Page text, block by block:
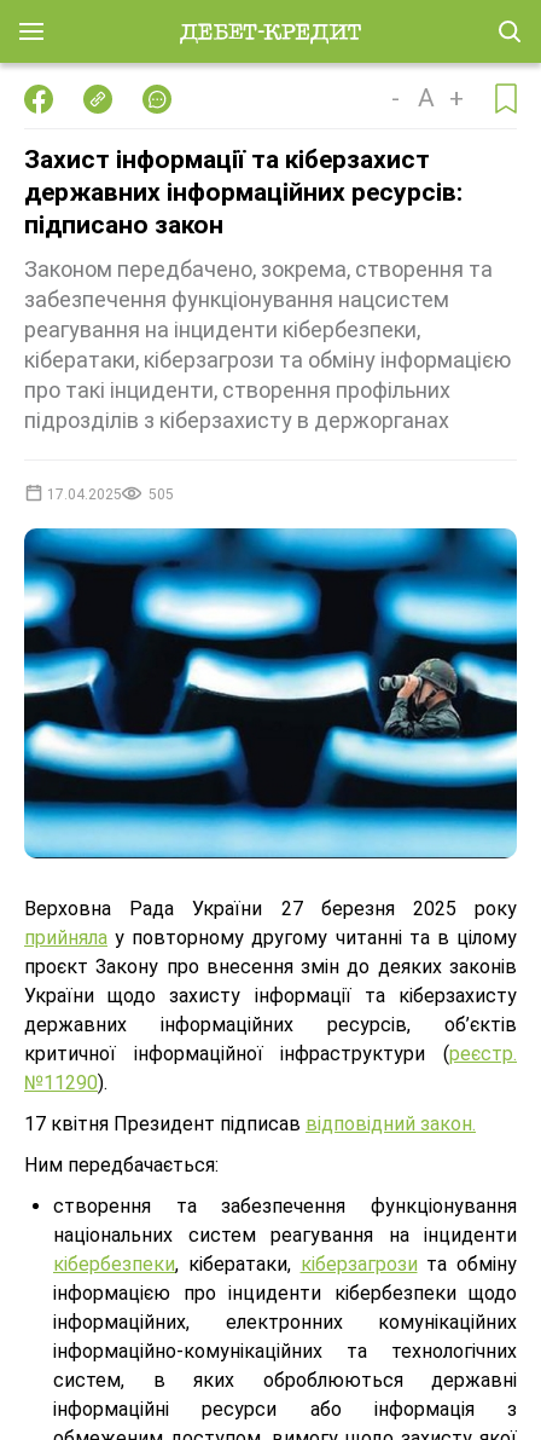
- A +
Захист інформації та кіберзахист
державних інформаційних ресурсів:
підписано закон
Законом передбачено, зокрема, створення та
забезпечення функціонування нацсистем
реагування на інциденти кібербезпеки,
кібератаки, кіберзагрози та обміну інформацією
про такі інциденти, створення профільних
підрозділів з кіберзахисту в держорганах
17.04.2025 505
Верховна Рада України 27 березня 2025 року
прийняла у повторному другому читанні та в цілому
проєкт Закону про внесення змін до деяких законів
України щодо захисту інформації та кіберзахисту
державних інформаційних ресурсів, об’єктів
критичної інформаційної інфраструктури (реєстр.
№11290).
17 квітня Президент підписав відповідний закон.
Ним передбачається:
створення та забезпечення функціонування
національних систем реагування на інциденти
кібербезпеки, кібератаки, кіберзагрозита обміну
інформацією про інциденти кібербезпеки щодо
інформаційних, електронних комунікаційних
інформаційно-комунікаційних та технологічних
систем, в яких оброблюються державні
інформаційні ресурси або інформація з